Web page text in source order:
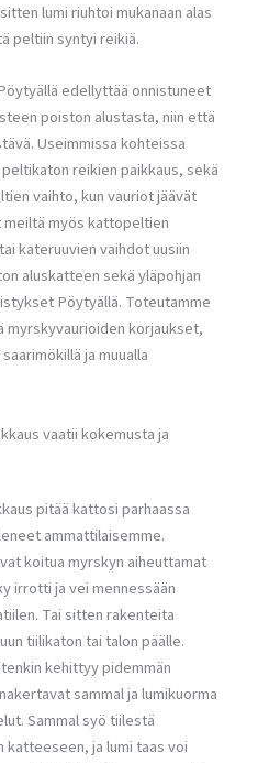
lumi riuhtoi mukanaan alas
peltiin syntyi reikiä.
edellyttää onnistuneet
poiston alustasta, niin että
Useimmissa kohteissa
reikien paikkaus, sekä
vaihto, kun vauriot jäävät
meiltä myös kattopeltien
kateruuvien vaihdot uusiin
aluskatteen sekä yläpohjan
Pöytyällä. Toteutamme
myrskyvaurioiden korjaukset,
ja muualla
vaatii kokemusta ja
pitää kattosi parhaassa
ammattilaisemme.
koitua myrskyn aiheuttamat
irrotti ja vei mennessään
Tai sitten rakenteita
tiilikaton tai talon päälle.
kehittyy pidemmän
sammal ja lumikuorma
Sammal syö tiilestä
katteeseen, ja lumi taas voi